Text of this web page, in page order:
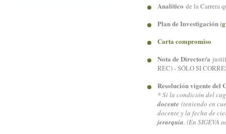
Analítico de la Carrera
Plan de Investigación (
Carta compromiso
Nota de Director/a
REC) - SÓLO SI
Resolución vigente del
* Si la condición del
docente (teniendo en
docente y la fecha de
jerarquía. (En SIGEVA